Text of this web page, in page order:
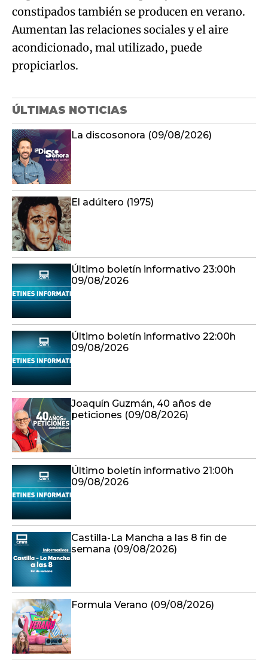
constipados también se producen en verano.
Aumentan las relaciones sociales y el aire
acondicionado, mal utilizado, puede
propiciarlos.
ÚLTIMAS NOTICIAS
La discosonora (09/08/2026)
El adúltero (1975)
Último boletín informativo 23:00h
09/08/2026
Último boletín informativo 22:00h
09/08/2026
Joaquín Guzmán, 40 años de
peticiones (09/08/2026)
Último boletín informativo 21:00h
09/08/2026
Castilla-La Mancha a las 8 fin de
semana (09/08/2026)
Formula Verano (09/08/2026)